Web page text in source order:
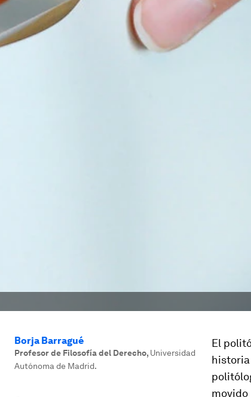
Borja Barragué
Profesor de Filosofía del Derecho, Universidad
Autónoma de Madrid.
El
historia
movido